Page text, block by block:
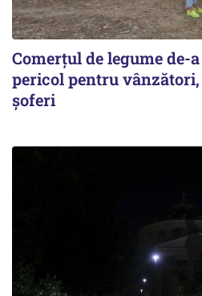
Comerțul de legume de-
pericol pentru
șoferi